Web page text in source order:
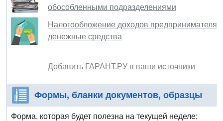
обособленными подразделениями
Налогообложение доходов предпринимателя
денежные средства
Добавить ГАРАНТ.РУ в ваши источники
Формы, бланки документов, образцы
Форма, которая будет полезна на текущей неделе: